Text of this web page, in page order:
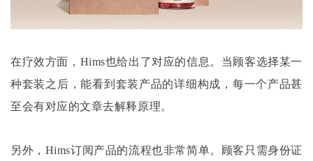
在疗效方面， Hims也给出了对应的信息。当顾客选择某一
种套装之后，能看到套装产品的详细构成，每一个产品甚
至会有对应的文章去解释原理。
另外， Hims订阅产品的流程也非常简单。顾客只需身份证